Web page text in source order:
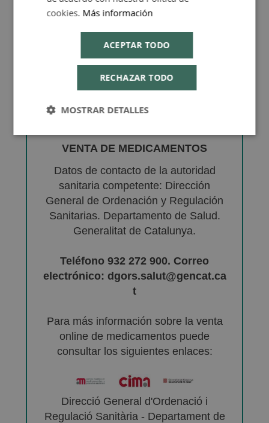
VENTA DE MEDICAMENTOS
Datos de contacto de la autoridad
sanitaria competente: Dirección
General de Ordenación y Regulación
Sanitarias. Departamento de Salud.
Generalitat de Catalunya.
Teléfono 932 272 900. Correo
electrónico: dgors.salut@gencat.ca
t
Para más información sobre la venta
online de medicamentos puede
consultar los siguientes enlaces:
Direcció General d'Ordenació i
Regulació Sanitària - Departament de
cookies. Más información
ACEPTAR TODO
RECHAZAR TODO
MOSTRAR DETALLES